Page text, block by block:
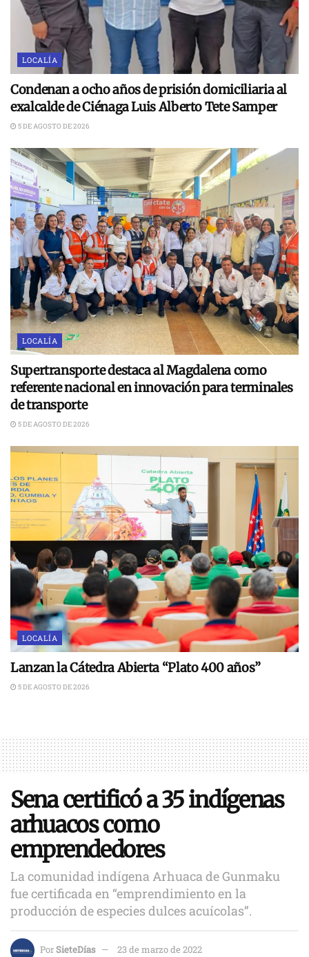
LOCALÍA
Condenan a ocho años de prisión domiciliaria al
exalcalde de Ciénaga Luis Alberto Tete Samper
5 DE AGOSTO DE 2026
LOCALÍA
Supertransporte destaca al Magdalena como
referente nacional en innovación para terminales
de transporte
5 DE AGOSTO DE 2026
LOCALÍA
Lanzan la Cátedra Abierta “Plato 400 años”
5 DE AGOSTO DE 2026
Sena certificó a 35 indígenas
arhuacos como
emprendedores
La comunidad indígena Arhuaca de Gunmaku
fue certificada en “emprendimiento en la
producción de especies dulces acuícolas”.
PorSieteDías 23 de marzo de 2022